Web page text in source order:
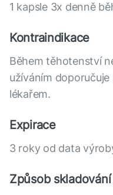
1 kapsle 3x denně
Kontraindikace
Během těhotenství
užíváním
lékařem.
Expirace
3 roky od data
Způsob skladování